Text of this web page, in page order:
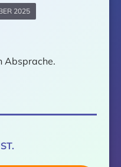
2025
Absprache.